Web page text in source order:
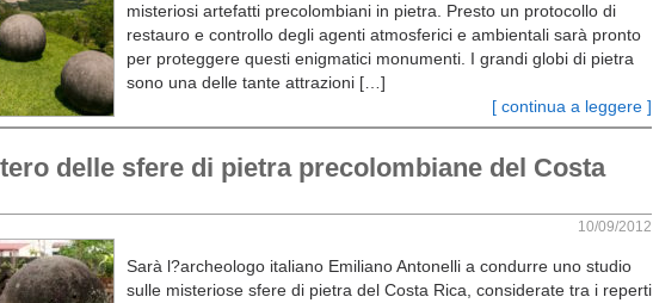
[ continua a leggere ]
misteriosi artefatti precolombiani in pietra. Presto un protocollo di
restauro e controllo degli agenti atmosferici e ambientali sarà pronto
per proteggere questi enigmatici monumenti. I grandi globi di pietra
sono una delle tante attrazioni […]
delle sfere di pietra precolombiane del Costa
10/09/2012
Sarà l?archeologo italiano Emiliano Antonelli a condurre uno studio
sulle misteriose sfere di pietra del Costa Rica, considerate tra i reperti